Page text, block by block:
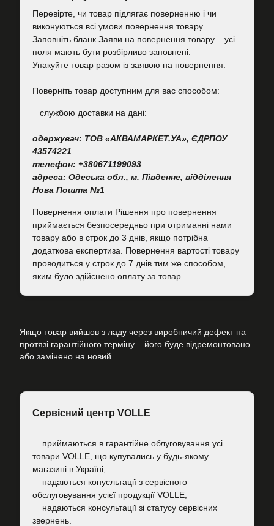
Перевірте, чи товар підлягає поверненню і чи
виконуються всі умови повернення товару.
Заповніть бланк Заяви на повернення товару – усі
поля мають бути розбірливо заповнені.
Упакуйте товар разом із заявою на повернення.
Поверніть товар доступним для вас способом:
cлужбою доставки на дані:
одержувач: ТОВ «АКВАМАРКЕТ.УА», ЄДРПОУ
43574221
телефон: +380671199093
адреса: Одеська обл., м. Південне, відділення
Нова Пошта №1
Повернення оплати Рішення про повернення
приймається безпосередньо при отриманні нами
товару або в строк до 3 днів, якщо потрібна
додаткова експертиза. Повернення вартості товару
проводиться у строк до 7 днів тим же способом,
яким було здійснено оплату за товар.
Якщо товар вийшов з ладу через виробничий дефект на
протязі гарантійного терміну – його буде відремонтовано
або замінено на новий.
Сервісний центр VOLLE
приймаються в гарантійне облуговування усі
товари VOLLE, що купувались у будь-якому
магазині в Україні;
надаються конусльтації з сервісного
обслуговування усієї продукції VOLLE;
надаються консультації зі статусу сервісних
звернень.